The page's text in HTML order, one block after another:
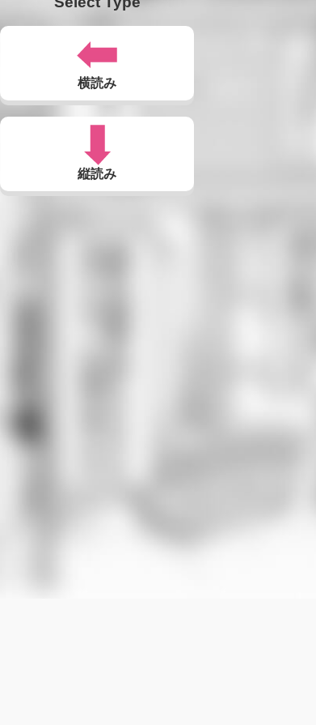
横読み
縦読み